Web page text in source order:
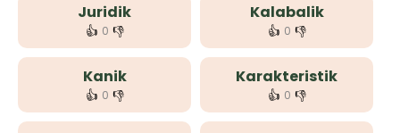
Juridik
👍 0 👎
Kalabalik
👍 0 👎
Kanik
👍 0 👎
Karakteristik
👍 0 👎